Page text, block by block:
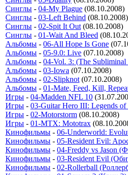
Синглы - 04-My Plague (08.10.2008)
Синглы - 03-Left Behind (08.10.2008)
Синглы - 02-Spit It Out (08.10.2008)
Синглы - 01-Wait And Bleed
Альбомы - 06-All Hope Is Gone
Альбомы - 05-9.0: Live (07.10.2008)
Альбомы - 04-Vol. 3: (The Subliminal
Альбомы - 03-Iowa (07.10.2008)
Альбомы - 02-Slipknot (07.10.2008)
Альбомы - 01-Mate, Feed, Kill,
Игры - 04-Madden NFL 10
Игры - 03-Guitar Hero III: Legends of
Игры - 02-Motorstorm (08.10.2008)
Игры - 01-MTX: Mototrax
Кинофильмы - 06-Underworld:
Кинофильмы - 05-Resident Evil:
Кинофильмы - 04-Freddy vs Jason
Кинофильмы - 03-Resident Evil
Кинофильмы - 02-Rollerball